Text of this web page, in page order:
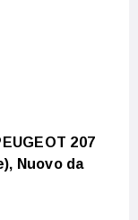
207
Nuovo da